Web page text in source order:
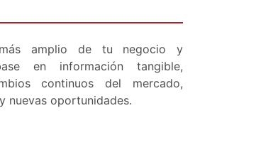
amplio de tu negocio y
en información tangible,
continuos del mercado,
nuevas oportunidades.